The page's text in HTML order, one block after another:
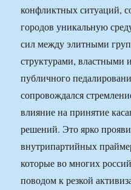
конфликтных ситуаций,
городов уникальную
сил между элитными
структурами, властными
публичного
сопровождался
влияние на принятие
решений. Это ярко
внутрипартийных
которые во многих
поводом к резкой